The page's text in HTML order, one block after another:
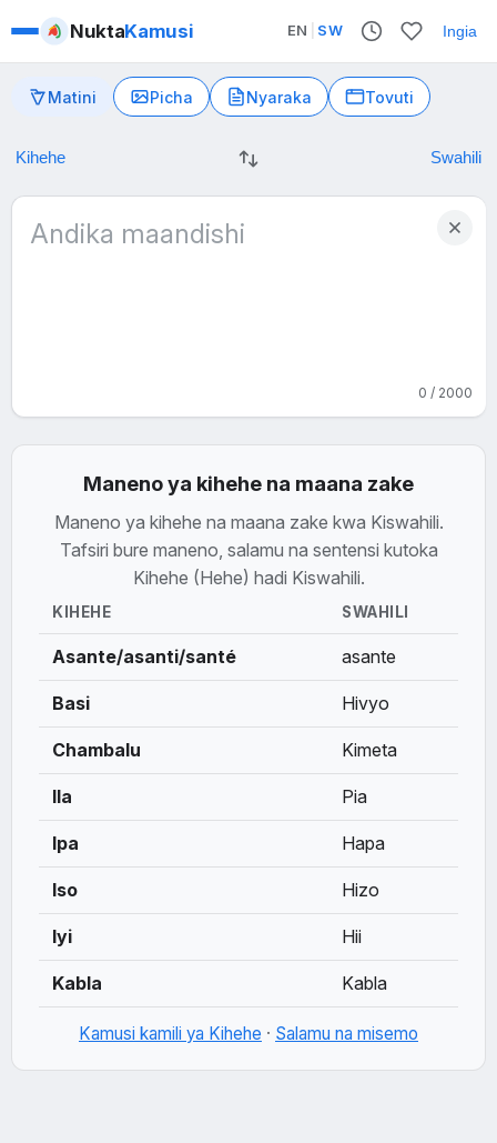
NuktaKamusi EN SW Ingia
Matini Picha Nyaraka Tovuti
0 / 2000
Maneno ya kihehe na maana zake
Maneno ya kihehe na maana zake kwa Kiswahili.
Tafsiri bure maneno, salamu na sentensi kutoka
Kihehe (Hehe) hadi Kiswahili.
KIHEHE SWAHILI
Asante/asanti/santé asante
Basi Hivyo
Chambalu Kimeta
Ila Pia
Ipa Hapa
Iso Hizo
Iyi Hii
Kabla Kabla
Kamusi kamili ya Kihehe · Salamu na misemo